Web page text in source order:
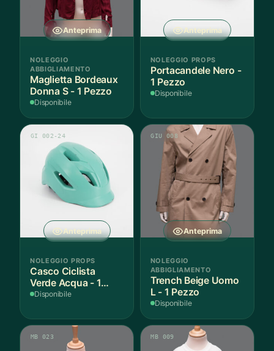
Anteprima
NOLEGGIO
ABBIGLIAMENTO
Maglietta Bordeaux
Donna S - 1 Pezzo
Disponibile
Anteprima
NOLEGGIO PROPS
Portacandele Nero -
1 Pezzo
Disponibile
Anteprima
GI 002-24
NOLEGGIO PROPS
Casco Ciclista
Verde Acqua - 1
Pezzo
Disponibile
Anteprima
GIU 008
NOLEGGIO
ABBIGLIAMENTO
Trench Beige Uomo
L - 1 Pezzo
Disponibile
MB 023 MB 009